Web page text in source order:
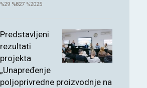
%29 %827 %2025
Predstavljeni
rezultati
projekta
„Unapređenje
poljoprivredne proizvodnje na